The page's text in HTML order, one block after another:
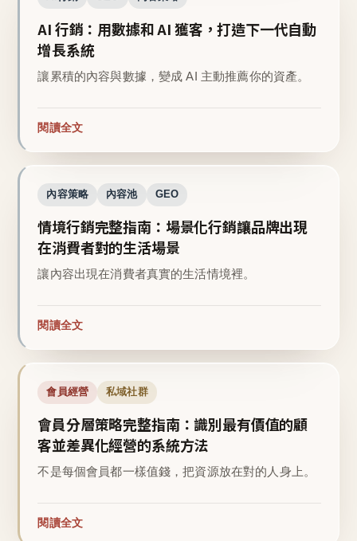
AI 行銷：用數據和 AI 獲客，打造下一代自動
增長系統
讓累積的內容與數據，變成 AI 主動推薦你的資產。
閱讀全文
內容策略 內容池 GEO
情境行銷完整指南：場景化行銷讓品牌出現
在消費者對的生活場景
讓內容出現在消費者真實的生活情境裡。
閱讀全文
會員經營 私域社群
會員分層策略完整指南：識別最有價值的顧
客並差異化經營的系統方法
不是每個會員都一樣值錢，把資源放在對的人身上。
閱讀全文